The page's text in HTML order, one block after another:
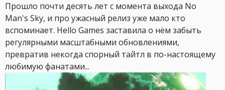
Прошло почти десять лет с момента выхода No
Man's Sky, и про ужасный релиз уже мало кто
вспоминает. Hello Games заставила о нём забыть
регулярными масштабными обновлениями,
превратив некогда спорный тайтл в по-настоящему
любимую фанатами...